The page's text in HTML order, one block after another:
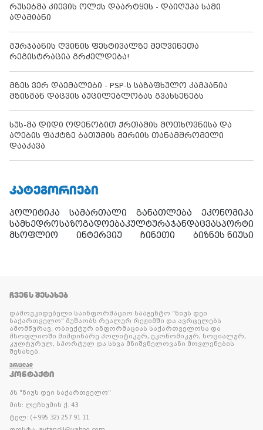
რუსებმა კიევის ოლქს დაარტყეს - დაიღუპა სამი
ადამიანი
გურჯაანის ღვინის ფესტივალზე მეღვინეთა
რეგისტრაცია გრძელდება!
მზეს ვერ დაემალები - PSP-ს საზაფხულო კამპანია
მზისგან დაცვის აუცილებლობას გვახსენებს
სუს-მა დიდი ოდენობით ქრთამის მოთხოვნისა და
აღების ფაქტზე ბათუმის მერიის თანამშრომელი
დააკავა
ᲙᲐᲢᲔᲒᲝᲠᲘᲔᲑᲘ
პოლიტიკა სამართალი განათლება
ეკონომიკა
სამხედროსაზოგადოებაკულტურაჯანდაცვასპორტი
მსოფლიო
ინტერვიუ ჩინეთი ბიზნეს ნიუსი
ᲩᲕᲔᲜᲡ ᲨᲔᲡᲐᲮᲔᲑ
დამოუკიდებელი საინფორმაციო სააგენტო “ნიუს დეი
საქართველო” მუშაობს რეალურ რეჟიმში და ავრცელებს
ამომწურავ, ობიექტურ ინფორმაციას საქართველოსა და
მსოფლიოში მიმდინარე პოლიტიკურ, ეკონომიკურ, სოციალურ,
კულტურულ, სპორტულ და სხვა მნიშვნელოვანი მოვლენების
შესახებ.
ᲕᲠᲪᲚᲐᲓ
ᲙᲝᲜᲢᲐᲥᲢᲘ
პს "ნიუს დეი საქართველო"
მის: ლეჩხუმის ქ. 43
ტელ: (+995 32) 257 91 11